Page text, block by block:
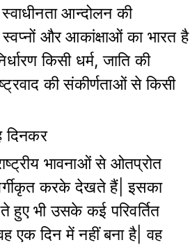
आन्दोलन की
स्वप्नों और आकांक्षाओं का भारत है
किसी धर्म, जाति की
की संकीर्णताओं से किसी
भावनाओं से ओतप्रोत
करके देखते हैं| इसका
हुए भी उसके कई परिवर्तित
एक दिन में नहीं बना है| वह